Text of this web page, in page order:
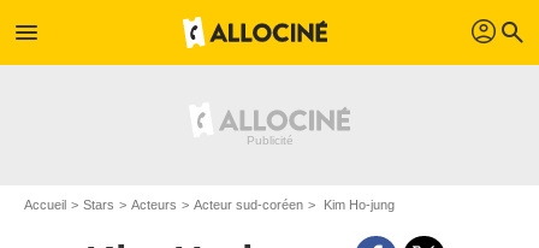
menu profil search
Accueil Stars Acteurs Acteur sud-coréen Kim Ho-jung